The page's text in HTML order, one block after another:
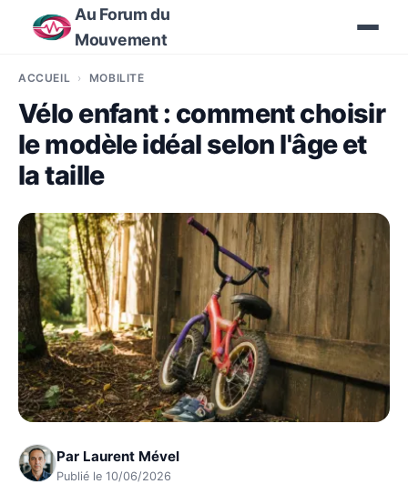
Au Forum du
Mouvement
ACCUEIL MOBILITÉ
Vélo enfant : comment choisir
le modèle idéal selon l'âge et
la taille
Par Laurent Mével
Publié le 10/06/2026